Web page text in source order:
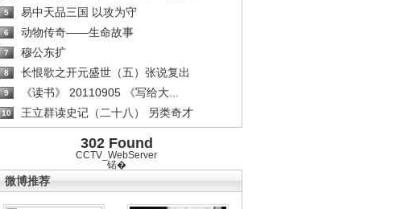
5 易中天品三国 以攻为守
6 动物传奇——生命故事
7 穆公东扩
8 长恨歌之开元盛世（五）张说复出
9 《读书》 20110905 《写给大...
10 王立群读史记（二十八） 另类奇才
302 Found
CCTV_WebServer
锘�
微博推荐